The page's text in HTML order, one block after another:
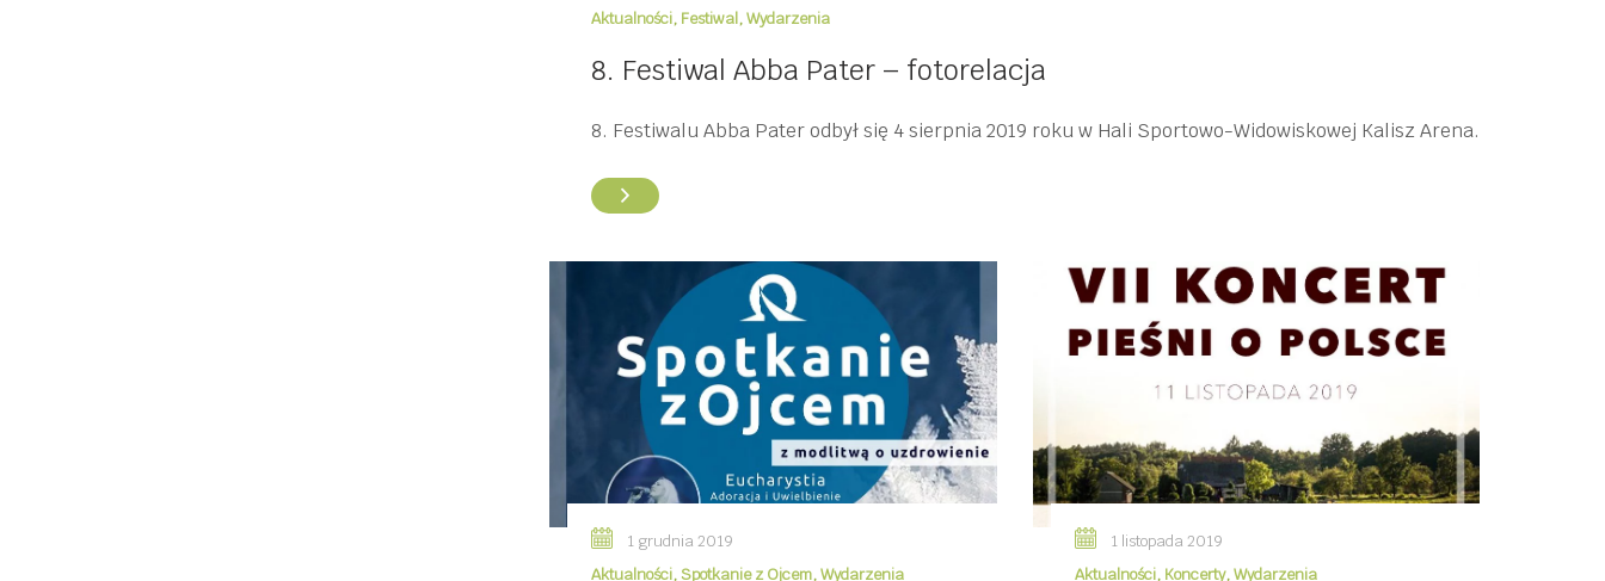
Aktualności, Festiwal,Wydarzenia
8. Festiwal Abba Pater – fotorelacja
8. Festiwalu Abba Pater odbył się 4 sierpnia 2019 roku w Hali Sportowo-Widowiskowej Kalisz Arena.
1 grudnia 2019
Aktualności, Spotkanie z Ojcem,Wydarzenia
1 listopada 2019
Aktualności, Koncerty,Wydarzenia